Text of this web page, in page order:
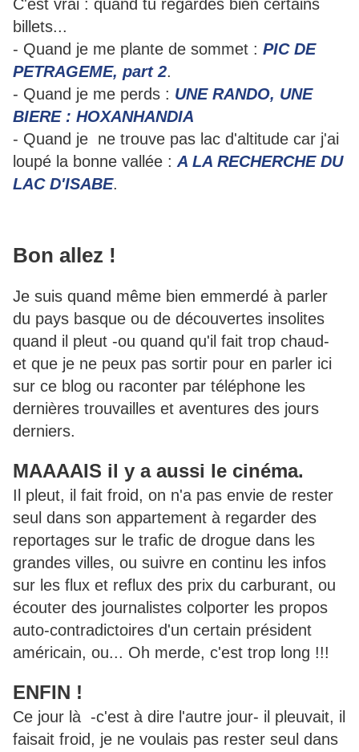
C'est vrai : quand tu regardes bien certains
billets...
- Quand je me plante de sommet : PIC DE
PETRAGEME, part 2.
- Quand je me perds : UNE RANDO, UNE
BIERE : HOXANHANDIA
- Quand je ne trouve pas lac d'altitude car j'ai
loupé la bonne vallée : A LA RECHERCHE DU
LAC D'ISABE.
Bon allez !
Je suis quand même bien emmerdé à parler
du pays basque ou de découvertes insolites
quand il pleut -ou quand qu'il fait trop chaud-
et que je ne peux pas sortir pour en parler ici
sur ce blog ou raconter par téléphone les
dernières trouvailles et aventures des jours
derniers.
MAAAAIS il y a aussi le cinéma.
Il pleut, il fait froid, on n'a pas envie de rester
seul dans son appartement à regarder des
reportages sur le trafic de drogue dans les
grandes villes, ou suivre en continu les infos
sur les flux et reflux des prix du carburant, ou
écouter des journalistes colporter les propos
auto-contradictoires d'un certain président
américain, ou... Oh merde, c'est trop long !!!
ENFIN !
Ce jour là -c'est à dire l'autre jour- il pleuvait, il
faisait froid, je ne voulais pas rester seul dans